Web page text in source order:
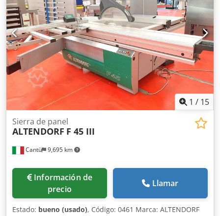
de corte: - Indicador del tope lateral: escala Indicador de la
guía longitudinal: escala Diámetro de la hoja de sierra:
Velocidades de corte: 4 Potencia del motor: 5,5 kW Freno
del motor: sí Conexión para la extracción de polvo: 80 mm
y 120 mm Longitud de la máquina: 3000 mm Ancho de la
máquina: 1700 mm Peso: 1000 kg
1 / 15
Cantù 9,695 km
Sierra de panel
ALTENDORF F 45 III
Información de
precio
Llamar
Estado: bueno (usado), Código: 0461 Marca: ALTENDORF